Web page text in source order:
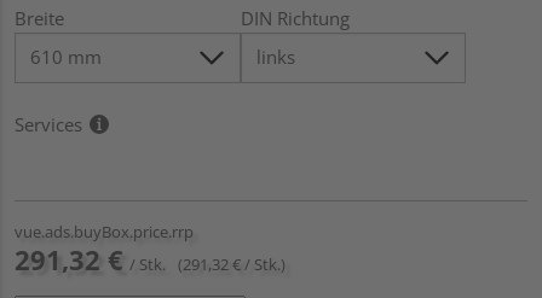
Breite DIN Richtung
Services
vue.ads.buyBox.price.rrp
291,32 € / Stk. (291,32 € / Stk.)